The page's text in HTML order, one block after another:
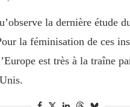
la dernière étude
la féminisation de ces
est très à la traîne